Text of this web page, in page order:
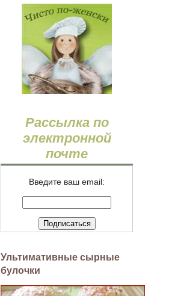
Рассылка по
электронной
почте
Введите ваш email:
Ультимативные сырные
булочки